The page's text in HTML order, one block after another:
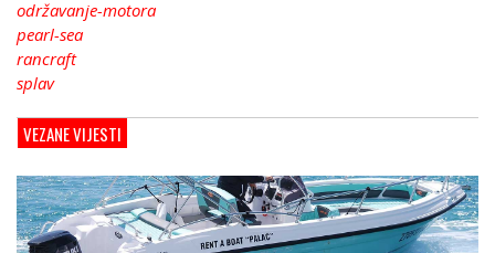
održavanje-motora
pearl-sea
rancraft
splav
VEZANE VIJESTI